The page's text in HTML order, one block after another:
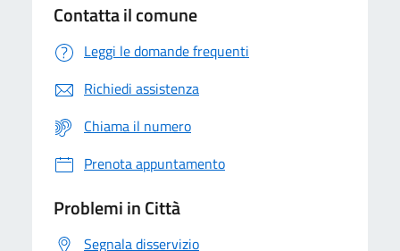
Contatta il comune
Leggi le domande frequenti
Richiedi assistenza
Chiama il numero
Prenota appuntamento
Problemi in Città
Segnala disservizio